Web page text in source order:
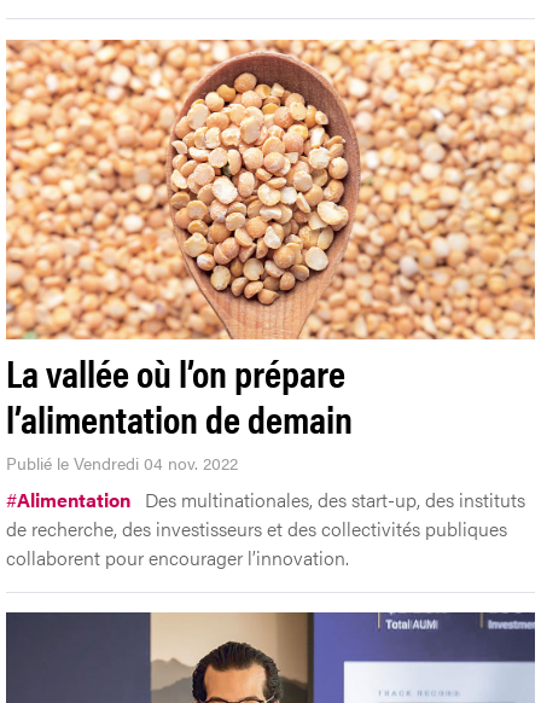
La vallée où l’on prépare
l’alimentation de demain
Publié le Vendredi 04 nov. 2022
#Alimentation Des multinationales, des start-up, des instituts
de recherche, des investisseurs et des collectivités publiques
collaborent pour encourager l’innovation.